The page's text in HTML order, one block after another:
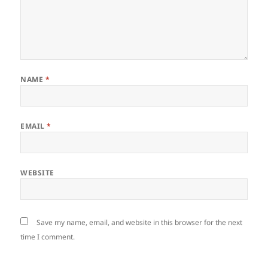
NAME *
EMAIL*
WEBSITE
Save my name, email, and website in this browser for the next
time I comment.